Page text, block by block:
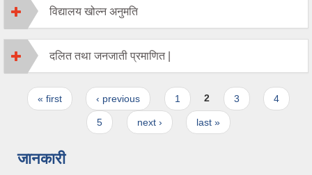
विद्यालय खोल्न अनुमति
दलित तथा जनजाती प्रमाणित |
Pages
« first ‹ previous 1 2 3 4
5 next › last »
जानकारी